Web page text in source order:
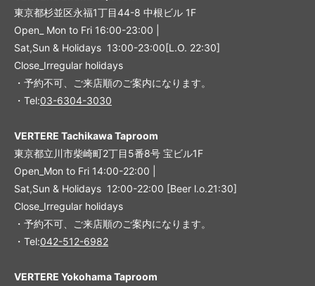
東京都杉並区永福1丁目44-8 中根ビル 1F
Open_ Mon to Fri 16:00-23:00 |
Sat,Sun & Holidays 13:00-23:00[L.O. 22:30]
Close_Irregular holidays
・予約不可、ご来店順のご案内になります。
・Tel:03-6304-3030
VERTERE Tachikawa Taproom
東京都立川市柴崎町2丁目5番8号 宝ビル1F
Open_Mon to Fri 14:00-22:00 |
Sat,Sun & Holidays 12:00-22:00 [Beer l.o.21:30]
Close_Irregular holidays
・予約不可、ご来店順のご案内になります。
・Tel:042-512-6982
VERTERE Yokohama Taproom